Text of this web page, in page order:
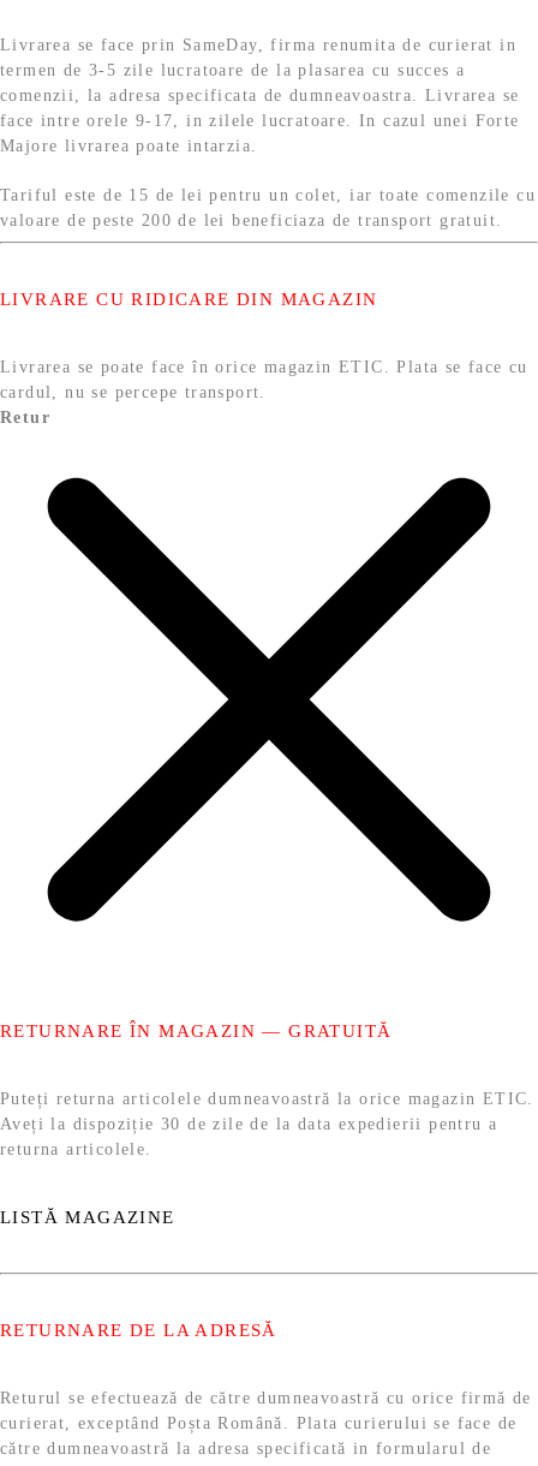
Livrarea se face prin SameDay, firma renumita de curierat in
termen de 3-5 zile lucratoare de la plasarea cu succes a
comenzii, la adresa specificata de dumneavoastra. Livrarea se
face intre orele 9-17, in zilele lucratoare. In cazul unei Forte
Majore livrarea poate intarzia.
Tariful este de 15 de lei pentru un colet, iar toate comenzile cu
valoare de peste 200 de lei beneficiaza de transport gratuit.
LIVRARE CU RIDICARE DIN MAGAZIN
Livrarea se poate face în orice magazin ETIC. Plata se face cu
cardul, nu se percepe transport.
Retur
RETURNARE ÎN MAGAZIN — GRATUITĂ
Puteți returna articolele dumneavoastră la orice magazin ETIC.
Aveți la dispoziție 30 de zile de la data expedierii pentru a
returna articolele.
LISTĂ MAGAZINE
RETURNARE DE LA ADRESĂ
Returul se efectuează de către dumneavoastră cu orice firmă de
curierat, exceptând Poșta Română. Plata curierului se face de
către dumneavoastră la adresa specificată in formularul de